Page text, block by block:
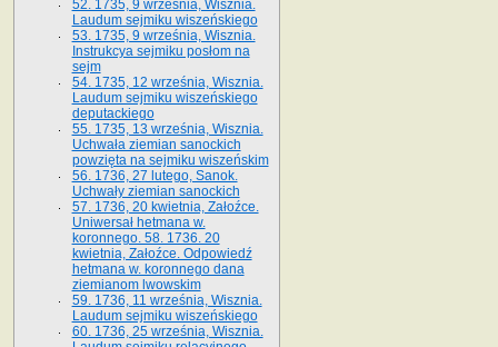
52. 1735, 9 września, Wisznia.
Laudum sejmiku wiszeńskiego
53. 1735, 9 września, Wisznia.
Instrukcya sejmiku posłom na
sejm
54. 1735, 12 września, Wisznia.
Laudum sejmiku wiszeńskiego
deputackiego
55. 1735, 13 września, Wisznia.
Uchwała ziemian sanockich
powzięta na sejmiku wiszeńskim
56. 1736, 27 lutego, Sanok.
Uchwały ziemian sanockich
57. 1736, 20 kwietnia, Załoźce.
Uniwersał hetmana w.
koronnego. 58. 1736. 20
kwietnia, Załoźce. Odpowiedź
hetmana w. koronnego dana
ziemianom lwowskim
59. 1736, 11 września, Wisznia.
Laudum sejmiku wiszeńskiego
60. 1736, 25 września, Wisznia.